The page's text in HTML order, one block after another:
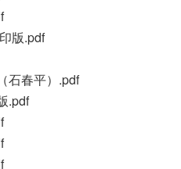
版.pdf
石春平）.pdf
.pdf